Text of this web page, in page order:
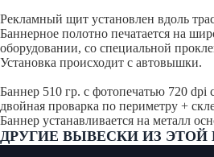
Рекламный щит установлен вдоль
Баннерное полотно печатается на
оборудовании, со специальной
Установка происходит с автовышки.
Баннер 510 гр. с фотопечатью 720
двойная проварка по периметру +
Баннер устанавливается на металл
ДРУГИЕ ВЫВЕСКИ ИЗ ЭТОЙ